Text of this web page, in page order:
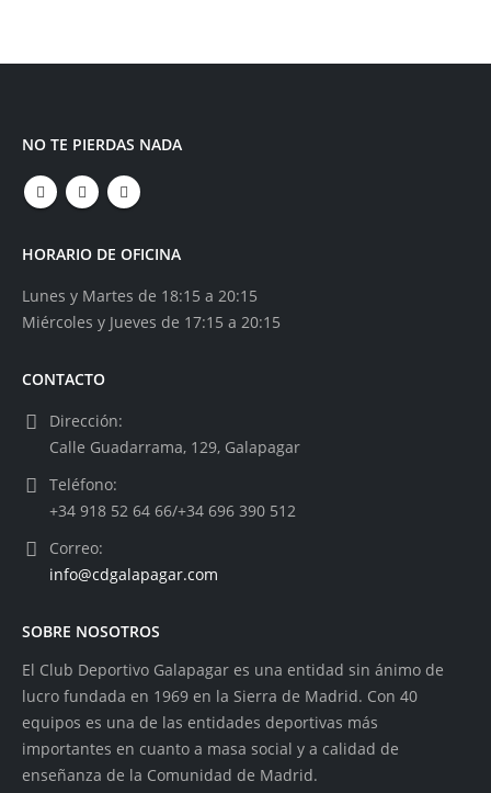
NO TE PIERDAS NADA
HORARIO DE OFICINA
Lunes y Martes de 18:15 a 20:15
Miércoles y Jueves de 17:15 a 20:15
CONTACTO
Dirección:
Calle Guadarrama, 129, Galapagar
Teléfono:
+34 918 52 64 66/+34 696 390 512
Correo:
info@cdgalapagar.com
SOBRE NOSOTROS
El Club Deportivo Galapagar es una entidad sin ánimo de
lucro fundada en 1969 en la Sierra de Madrid. Con 40
equipos es una de las entidades deportivas más
importantes en cuanto a masa social y a calidad de
enseñanza de la Comunidad de Madrid.